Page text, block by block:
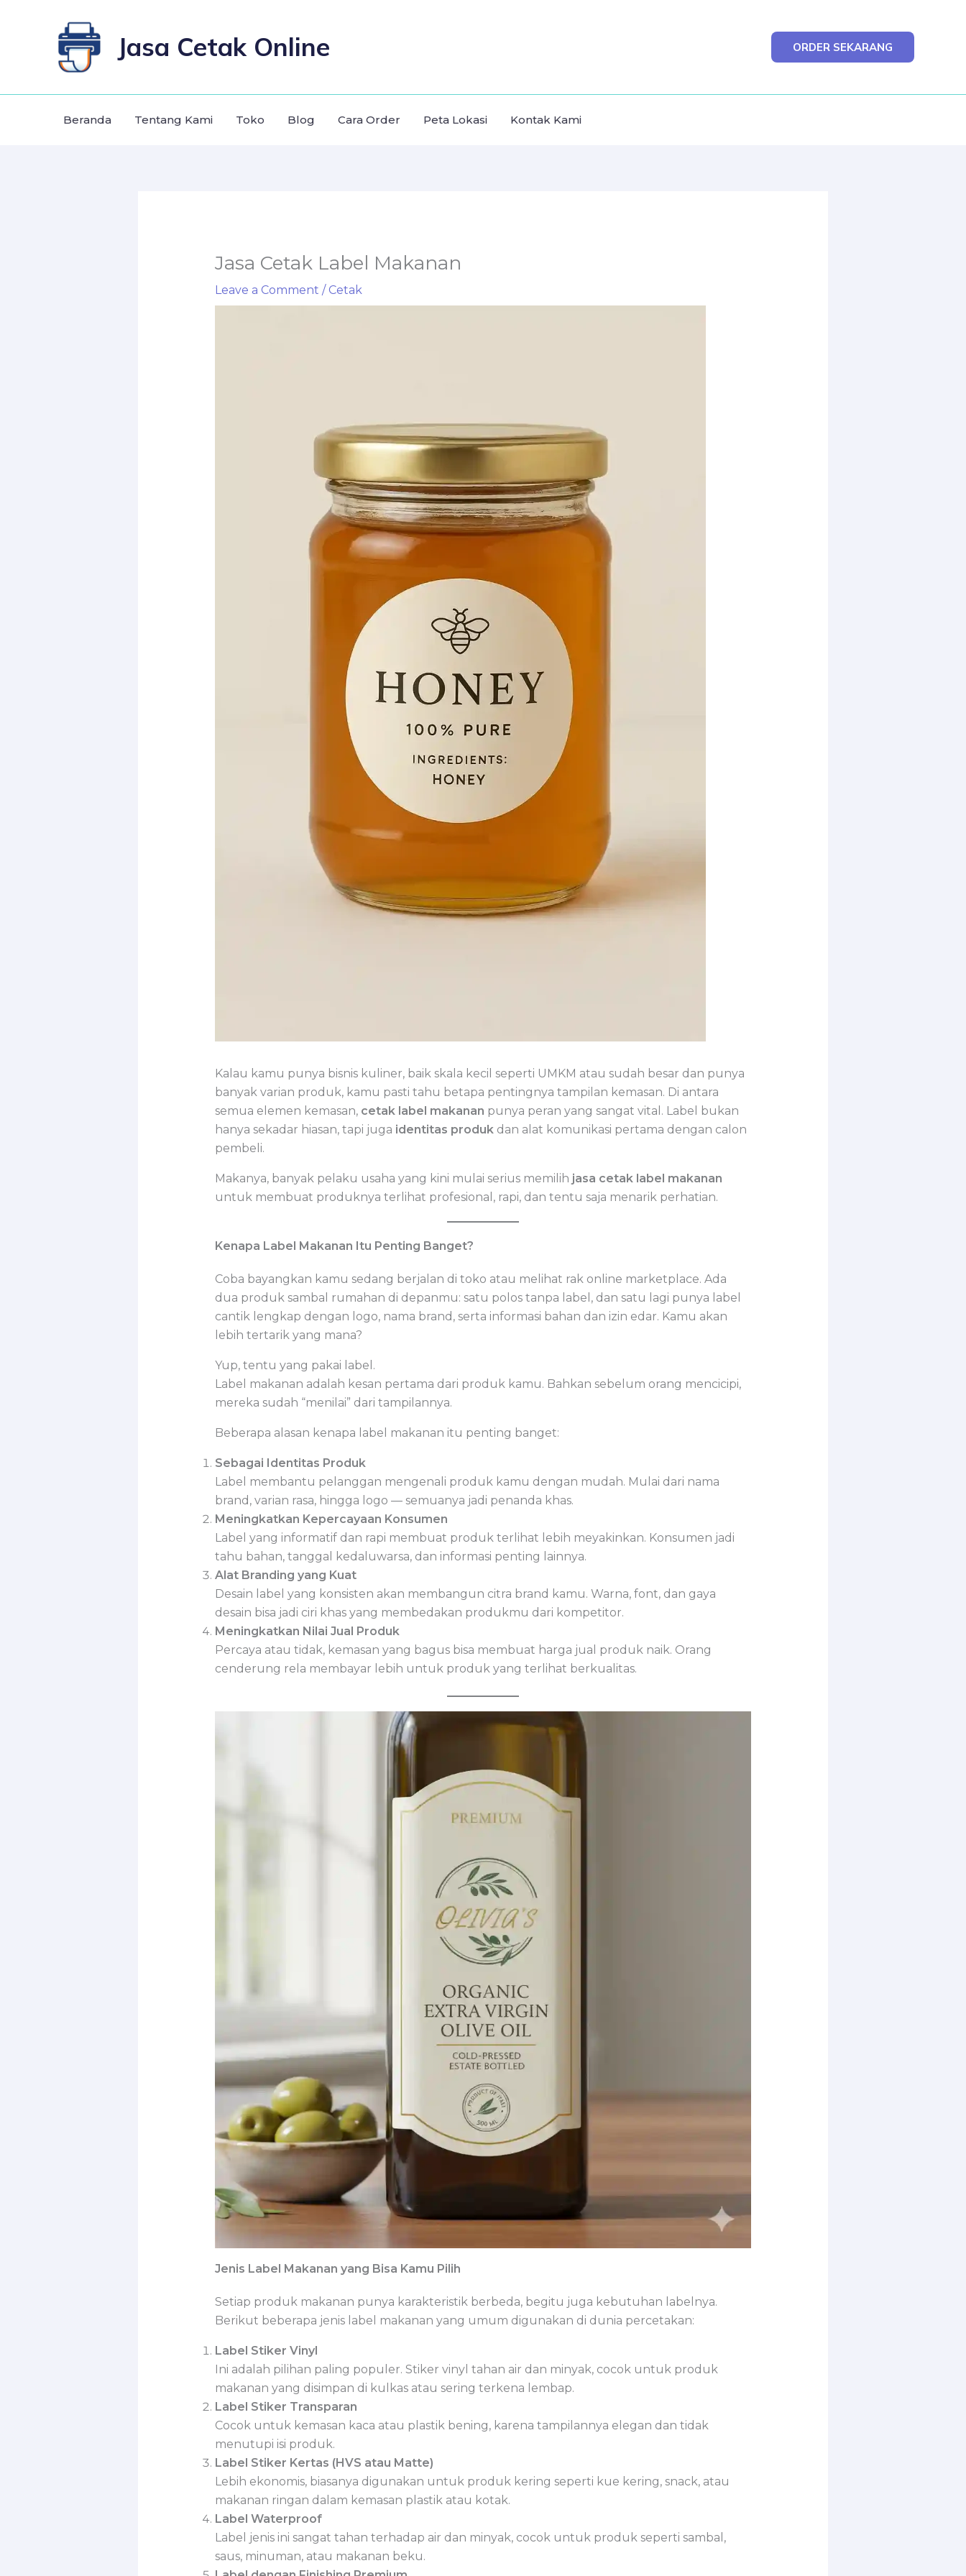
Jasa Cetak Online ORDER SEKARANG
Beranda Tentang Kami Toko Blog Cara Order Peta Lokasi Kontak Kami
Jasa Cetak Label Makanan
Leave a Comment / Cetak
Kalau kamu punya bisnis kuliner, baik skala kecil seperti UMKM atau sudah besar dan punya
banyak varian produk, kamu pasti tahu betapa pentingnya tampilan kemasan. Di antara
semua elemen kemasan, cetak label makanan punya peran yang sangat vital. Label bukan
hanya sekadar hiasan, tapi juga identitas produkdan alat komunikasi pertama dengan calon
pembeli.
Makanya, banyak pelaku usaha yang kini mulai serius memilih jasa cetak label makanan
untuk membuat produknya terlihat profesional, rapi, dan tentu saja menarik perhatian.
Kenapa Label Makanan Itu Penting Banget?
Coba bayangkan kamu sedang berjalan di toko atau melihat rak online marketplace. Ada
dua produk sambal rumahan di depanmu: satu polos tanpa label, dan satu lagi punya label
cantik lengkap dengan logo, nama brand, serta informasi bahan dan izin edar. Kamu akan
lebih tertarik yang mana?
Yup, tentu yang pakai label.
Label makanan adalah kesan pertama dari produk kamu. Bahkan sebelum orang mencicipi,
mereka sudah “menilai” dari tampilannya.
Beberapa alasan kenapa label makanan itu penting banget:
Sebagai Identitas Produk
Label membantu pelanggan mengenali produk kamu dengan mudah. Mulai dari nama
brand, varian rasa, hingga logo — semuanya jadi penanda khas.
Meningkatkan Kepercayaan Konsumen
Label yang informatif dan rapi membuat produk terlihat lebih meyakinkan. Konsumen jadi
tahu bahan, tanggal kedaluwarsa, dan informasi penting lainnya.
Alat Branding yang Kuat
Desain label yang konsisten akan membangun citra brand kamu. Warna, font, dan gaya
desain bisa jadi ciri khas yang membedakan produkmu dari kompetitor.
Meningkatkan Nilai Jual Produk
Percaya atau tidak, kemasan yang bagus bisa membuat harga jual produk naik. Orang
cenderung rela membayar lebih untuk produk yang terlihat berkualitas.
Jenis Label Makanan yang Bisa Kamu Pilih
Setiap produk makanan punya karakteristik berbeda, begitu juga kebutuhan labelnya.
Berikut beberapa jenis label makanan yang umum digunakan di dunia percetakan:
Label Stiker Vinyl
Ini adalah pilihan paling populer. Stiker vinyl tahan air dan minyak, cocok untuk produk
makanan yang disimpan di kulkas atau sering terkena lembap.
Label Stiker Transparan
Cocok untuk kemasan kaca atau plastik bening, karena tampilannya elegan dan tidak
menutupi isi produk.
Label Stiker Kertas (HVS atau Matte)
Lebih ekonomis, biasanya digunakan untuk produk kering seperti kue kering, snack, atau
makanan ringan dalam kemasan plastik atau kotak.
Label Waterproof
Label jenis ini sangat tahan terhadap air dan minyak, cocok untuk produk seperti sambal,
saus, minuman, atau makanan beku.